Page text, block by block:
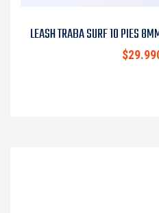
LEASH TRABA SURF 10 PIES